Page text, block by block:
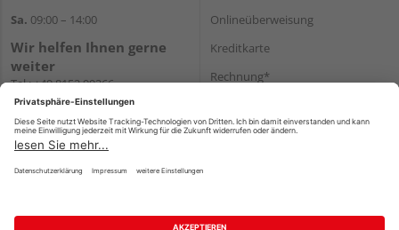
Sa. 09:00 – 14:00
Wir helfen Ihnen gerne
weiter
Tel.:+49 8152 99266
E-Mail:shop@schlecht.de
Onlineüberweisung
Kreditkarte
Rechnung*
Versand
Impressum AGB Widerruf Datenschutz